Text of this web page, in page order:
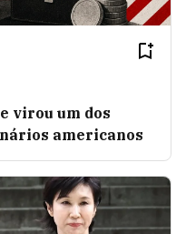
virou um dos
americanos